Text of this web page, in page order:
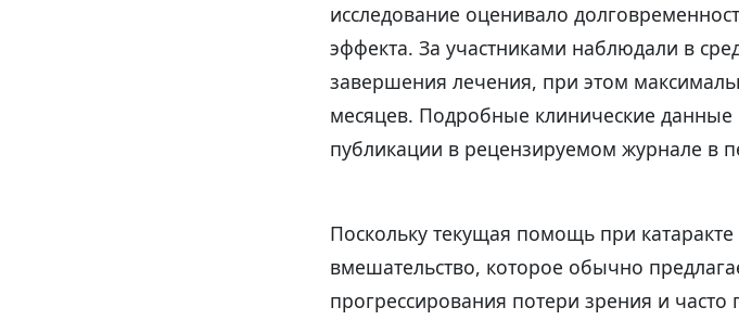
исследование оценивало
эффекта. За участниками наблюдали в
завершения лечения, при этом
месяцев. Подробные клинические данные
публикации в рецензируемом журнале в
Поскольку текущая помощь при катаракте
вмешательство, которое обычно
прогрессирования потери зрения и